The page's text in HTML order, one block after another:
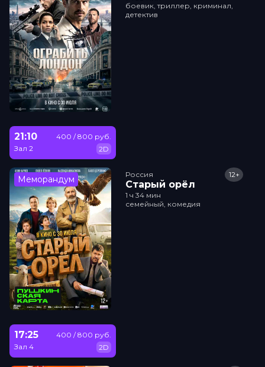
боевик, триллер, криминал,
детектив
21:10
Зал 2
400 / 800 руб.
2D
Меморандум Россия
Старый орёл
12+
1 ч 34 мин
семейный, комедия
17:25
Зал 4
400 / 800 руб.
2D